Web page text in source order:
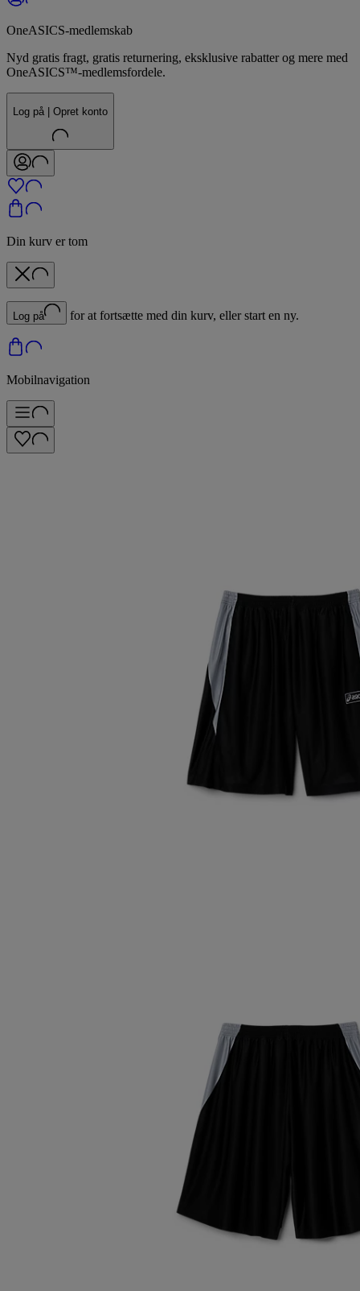
OneASICS-medlemskab
Nyd gratis fragt, gratis returnering, eksklusive rabatter og mere med
OneASICS™-medlemsfordele.
Log på | Opret konto
Din kurv er tom
Log på for at fortsætte med din kurv, eller start en ny.
Mobilnavigation